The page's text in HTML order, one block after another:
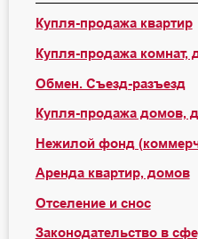
Купля-продажа квартир
Купля-продажа комнат,
Обмен. Съезд-разъезд
Купля-продажа домов,
Нежилой фонд
Аренда квартир, домов
Отселение и снос
Законодательство в